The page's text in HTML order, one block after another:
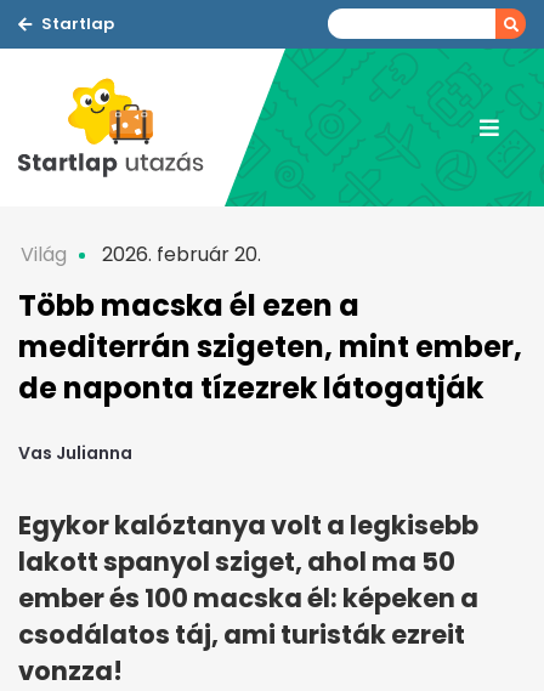
Startlap
Világ 2026. február 20.
Több macska él ezen a
mediterrán szigeten, mint ember,
de naponta tízezrek látogatják
Vas Julianna
Egykor kalóztanya volt a legkisebb
lakott spanyol sziget, ahol ma 50
ember és 100 macska él: képeken a
csodálatos táj, ami turisták ezreit
vonzza!